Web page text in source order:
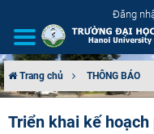
Đăng
Trang chủ THÔNG BÁO
Triển khai kế